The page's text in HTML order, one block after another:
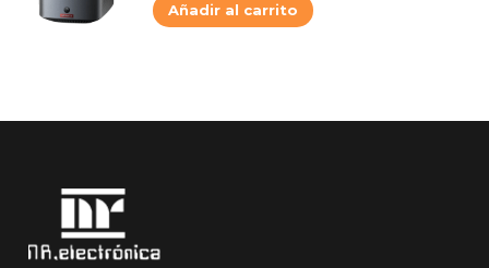
Añadir al carrito